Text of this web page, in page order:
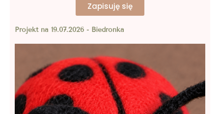
Zapisuję się
Projekt na 19.07.2026 - Biedronka